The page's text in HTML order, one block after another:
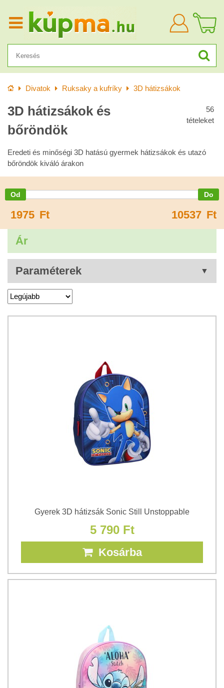
KezdőlapDivatok Ruksaky a kufríky 3D hátizsákok
3D hátizsákok és
bőröndök
56
tételeket
Eredeti és minőségi 3D hatású gyermek hátizsákok és utazó
bőröndök kiváló árakon
1975 Ft 10537 Ft
Ár
Paraméterek
Gyerek 3D hátizsák Sonic Still Unstoppable
5 790 Ft
Kosárba